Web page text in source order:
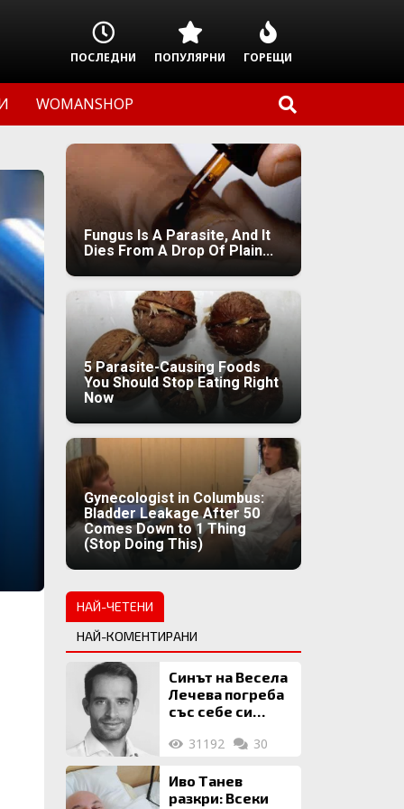
ПОСЛЕДНИ ПОПУЛЯРНИ ГОРЕЩИ
WOMANSHOP
Fungus Is A Parasite, And It
Dies From A Drop Of Plain...
5 Parasite-Causing Foods
You Should Stop Eating Right
Now
Gynecologist in Columbus:
Bladder Leakage After 50
Comes Down to 1 Thing
(Stop Doing This)
НАЙ-ЧЕТЕНИ
НАЙ-КОМЕНТИРАНИ
Синът на Весела
Лечева погреба
със себе си
млн. евро
31192 30
Иво Танев
разкри: Всеки